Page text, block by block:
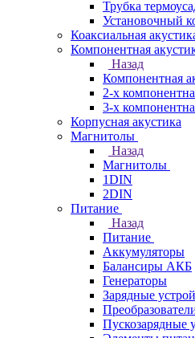
Трубка
Установочный
Коаксиальная
Компонентная
Назад
Компонентная
2-х
3-х
Корпусная акустика
Магнитолы
Назад
Магнитолы
1DIN
2DIN
Питание
Назад
Питание
Аккумуляторы
Балансиры АКБ
Генераторы
Зарядные
Пускозарядные